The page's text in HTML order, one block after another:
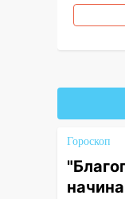
13:00
12:57
Гороскоп